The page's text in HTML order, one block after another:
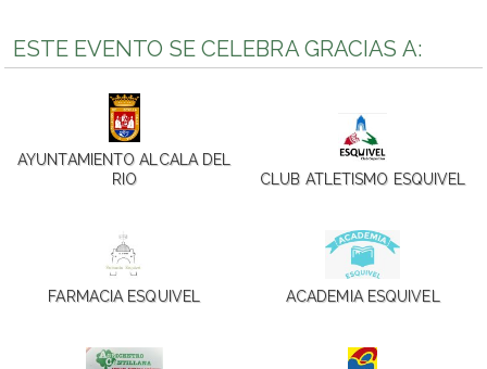
ESTE EVENTO SE CELEBRA GRACIAS A:
AYUNTAMIENTO ALCALA DEL
RIO
CLUB ATLETISMO ESQUIVEL
FARMACIA ESQUIVEL ACADEMIA ESQUIVEL